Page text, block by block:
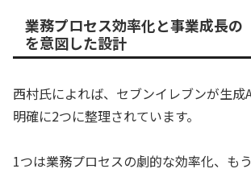
業務プロセス効率化と事業成長の
を意図した設計
西村氏によれば、セブンイレブンが生成
明確に2つに整理されています。
1つは業務プロセスの劇的な効率化、も